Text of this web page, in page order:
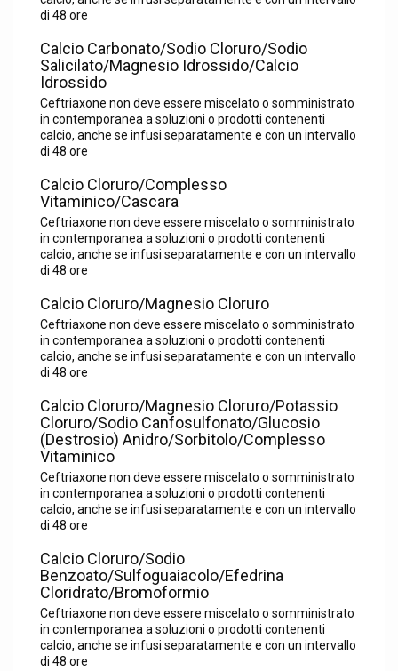
di 48 ore
Calcio Carbonato/Sodio Cloruro/Sodio
Salicilato/Magnesio Idrossido/Calcio
Idrossido
Ceftriaxone non deve essere miscelato o somministrato
in contemporanea a soluzioni o prodotti contenenti
calcio, anche se infusi separatamente e con un intervallo
di 48 ore
Calcio Cloruro/Complesso
Vitaminico/Cascara
Ceftriaxone non deve essere miscelato o somministrato
in contemporanea a soluzioni o prodotti contenenti
calcio, anche se infusi separatamente e con un intervallo
di 48 ore
Calcio Cloruro/Magnesio Cloruro
Ceftriaxone non deve essere miscelato o somministrato
in contemporanea a soluzioni o prodotti contenenti
calcio, anche se infusi separatamente e con un intervallo
di 48 ore
Calcio Cloruro/Magnesio Cloruro/Potassio
Cloruro/Sodio Canfosulfonato/Glucosio
(Destrosio) Anidro/Sorbitolo/Complesso
Vitaminico
Ceftriaxone non deve essere miscelato o somministrato
in contemporanea a soluzioni o prodotti contenenti
calcio, anche se infusi separatamente e con un intervallo
di 48 ore
Calcio Cloruro/Sodio
Benzoato/Sulfoguaiacolo/Efedrina
Cloridrato/Bromoformio
Ceftriaxone non deve essere miscelato o somministrato
in contemporanea a soluzioni o prodotti contenenti
calcio, anche se infusi separatamente e con un intervallo
di 48 ore